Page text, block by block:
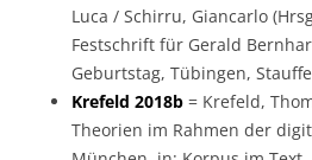
Luca / Schirru, Giancarlo
Festschrift für Gerald
Geburtstag, Tübingen,
Krefeld 2018b = Krefeld,
Theorien im Rahmen der